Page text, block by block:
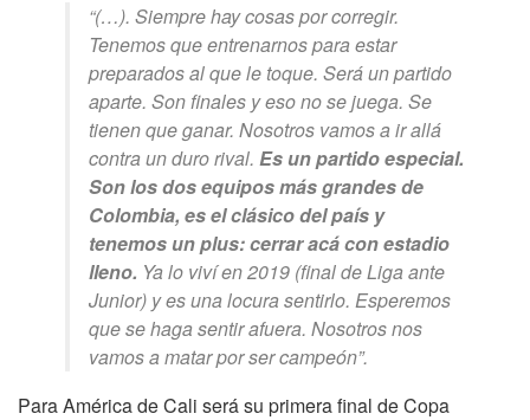
“(…). Siempre hay cosas por corregir.
Tenemos que entrenarnos para estar
preparados al que le toque. Será un partido
aparte. Son finales y eso no se juega. Se
tienen que ganar. Nosotros vamos a ir allá
contra un duro rival. Es un partido especial.
Son los dos equipos más grandes de
Colombia, es el clásico del país y
tenemos un plus: cerrar acá con estadio
lleno. Ya lo viví en 2019 (final de Liga ante
Junior) y es una locura sentirlo. Esperemos
que se haga sentir afuera. Nosotros nos
vamos a matar por ser campeón”.
Para América de Cali será su primera final de Copa